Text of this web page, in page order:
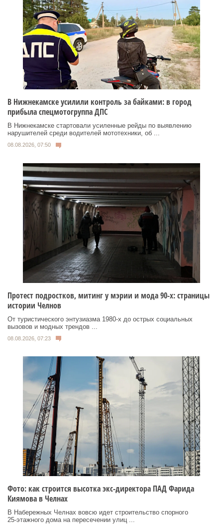
В Нижнекамске усилили контроль за байками: в город
прибыла спецмотогруппа ДПС
В Нижнекамске стартовали усиленные рейды по выявлению
нарушителей среди водителей мототехники, об ...
08.08.2026, 07:50
Протест подростков, митинг у мэрии и мода 90-х: страницы
истории Челнов
От туристического энтузиазма 1980‑х до острых социальных
вызовов и модных трендов ...
08.08.2026, 07:23
Фото: как строится высотка экс-директора ПАД Фарида
Киямова в Челнах
В Набережных Челнах вовсю идет строительство спорного
25‑этажного дома на пересечении улиц ...